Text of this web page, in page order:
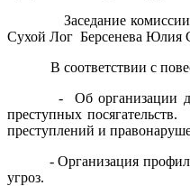
Заседание комиссии
Сухой Лог Берсенева Юлия
В соответствии с
- Об организации
преступных
преступлений и
- Организация
угроз.